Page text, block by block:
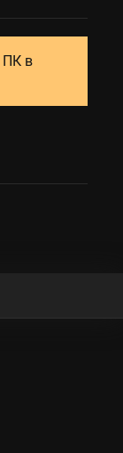
ПК в